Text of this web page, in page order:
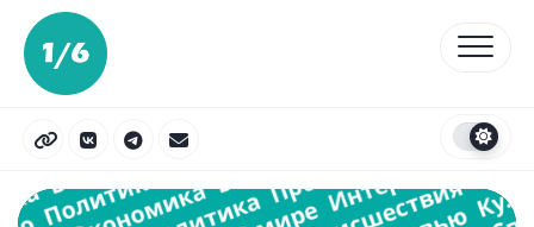
Перейти
содержанию